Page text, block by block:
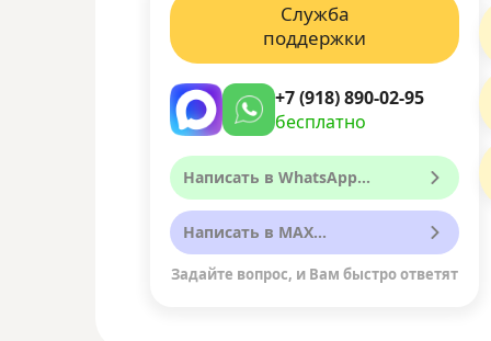
Служба
поддержки
+7 (918) 890-02-95
бесплатно
Написать в WhatsApp...
Написать в MAX...
Задайте вопрос, и Вам быстро ответят